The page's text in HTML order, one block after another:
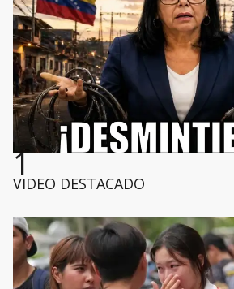
1
VIDEO DESTACADO